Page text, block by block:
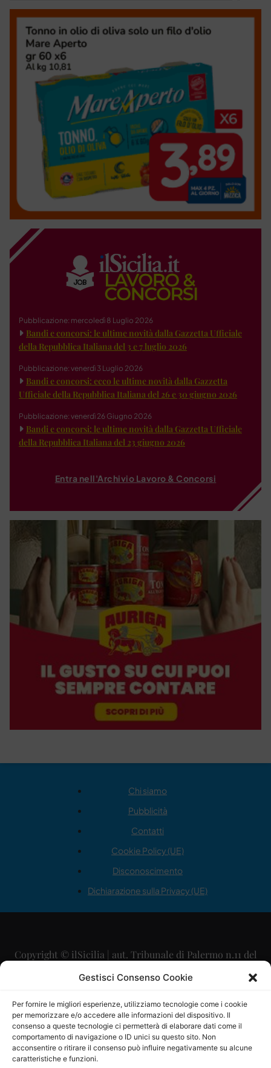
Gestisci Consenso Cookie
Per fornire le migliori esperienze, utilizziamo tecnologie come i cookie
per memorizzare e/o accedere alle informazioni del dispositivo. Il
consenso a queste tecnologie ci permetterà di elaborare dati come il
comportamento di navigazione o ID unici su questo sito. Non
acconsentire o ritirare il consenso può influire negativamente su alcune
caratteristiche e funzioni.
Pubblicazione: mercoledì 8 Luglio 2026
Bandi e concorsi: le ultime novità dalla Gazzetta Ufficiale
della Repubblica Italiana del 3 e 7 luglio 2026
Pubblicazione: venerdì 3 Luglio 2026
Bandi e concorsi: ecco le ultime novità dalla Gazzetta
Ufficiale della Repubblica Italiana del 26 e 30 giugno 2026
Pubblicazione: venerdì 26 Giugno 2026
Bandi e concorsi: le ultime novità dalla Gazzetta Ufficiale
della Repubblica Italiana del 23 giugno 2026
Entra nell'Archivio Lavoro & Concorsi
Chi siamo
Pubblicità
Contatti
Cookie Policy (UE)
Disconoscimento
Dichiarazione sulla Privacy (UE)
Copyright © ilSicilia | aut. Tribunale di Palermo n.11 del
29/09/2015
Direttore Editoriale: Maurizio Scaglione
Direttore Responsabile: Maria Calabrese